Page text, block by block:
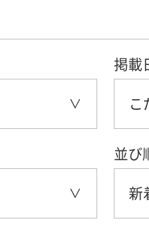
掲載
こ
並び
新